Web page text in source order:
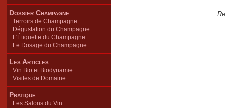
Dossier Champagne
Terroirs de Champagne
Dégustation du Champagne
L'Étiquette du Champagne
Le Dosage du Champagne
Les Articles
Vin Bio et Biodynamie
Visites de Domaine
Pratique
Les Salons du Vin